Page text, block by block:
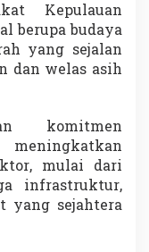
Kepulauan
berupa budaya
yang sejalan
dan welas asih
komitmen
mulai dari
infrastruktur,
yang sejahtera